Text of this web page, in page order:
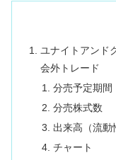
ユナイトアン
会外トレード
分売予定期間
分売株式数
出来高（流動
チャート